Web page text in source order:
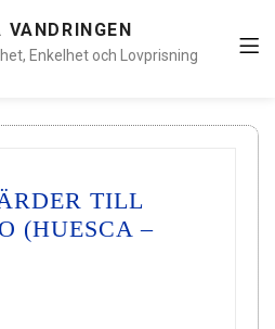
Enkelhet och Lovprisning
TILL
(HUESCA –